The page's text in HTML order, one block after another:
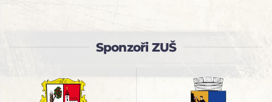
Sponzoři ZUŠ